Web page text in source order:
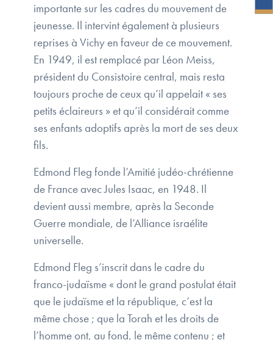
importante sur les cadres du mouvement de
jeunesse. Il intervint également à plusieurs
reprises à Vichy en faveur de ce mouvement.
En 1949, il est remplacé par Léon Meiss,
président du Consistoire central, mais resta
toujours proche de ceux qu’il appelait « ses
petits éclaireurs » et qu’il considérait comme
ses enfants adoptifs après la mort de ses deux
fils.
Edmond Fleg fonde l’Amitié judéo-chrétienne
de France avec Jules Isaac, en 1948. Il
devient aussi membre, après la Seconde
Guerre mondiale, de l’Alliance israélite
universelle.
Edmond Fleg s’inscrit dans le cadre du
franco-judaïsme « dont le grand postulat était
que le judaïsme et la république, c’est la
même chose ; que la Torah et les droits de
l’homme ont, au fond, le même contenu ; et